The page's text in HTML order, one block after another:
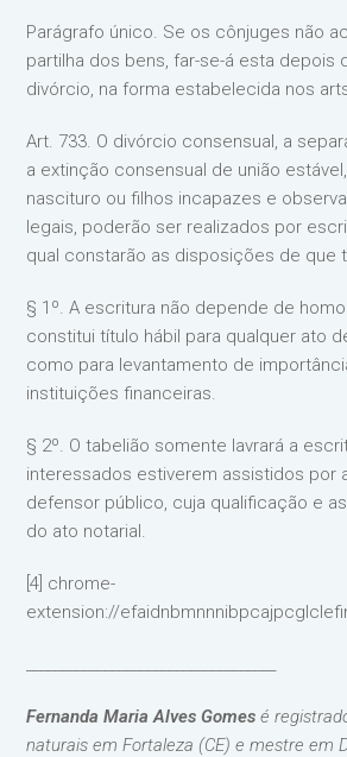
Parágrafo único. Se os cônjuges não
partilha dos bens, far-se-á esta depois
divórcio, na forma estabelecida nos
Art. 733. O divórcio consensual, a
a extinção consensual de união
nascituro ou filhos incapazes e
legais, poderão ser realizados por
qual constarão as disposições de que
§ 1º. A escritura não depende de
constitui título hábil para qualquer ato
como para levantamento de
instituições financeiras.
§ 2º. O tabelião somente lavrará a
interessados estiverem assistidos por
defensor público, cuja qualificação e
do ato notarial.
[4] chrome-
extension://
Fernanda Maria Alves Gomes é
naturais em Fortaleza (CE) e mestre em